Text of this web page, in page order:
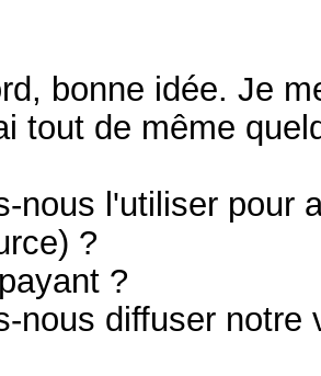
bonne idée. Je
tout de même
nous l'utiliser pour
?
?
nous diffuser